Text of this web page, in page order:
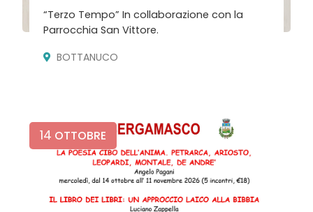
“Terzo Tempo” In collaborazione con la
Parrocchia San Vittore.
BOTTANUCO
14 OTTOBRE